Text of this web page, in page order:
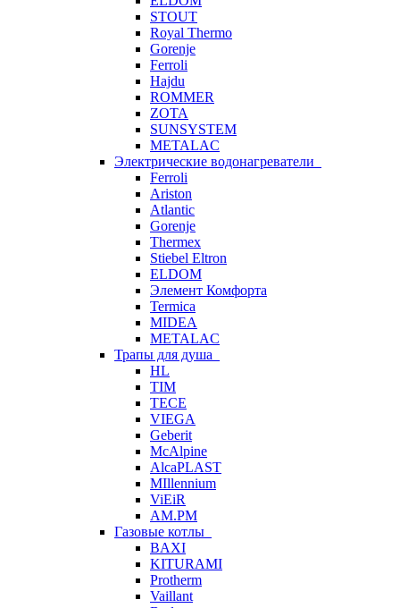
STOUT
Royal Thermo
Gorenje
Ferroli
Hajdu
ROMMER
ZOTA
SUNSYSTEM
METALAC
Электрические водонагреватели
Ferroli
Ariston
Atlantic
Gorenje
Thermex
Stiebel Eltron
ELDOM
Элемент Комфорта
Termica
MIDEA
METALAC
Трапы для душа
HL
TIM
TECE
VIEGA
Geberit
McAlpine
AlcaPLAST
MIllennium
ViEiR
AM.PM
Газовые котлы
BAXI
KITURAMI
Protherm
Vaillant